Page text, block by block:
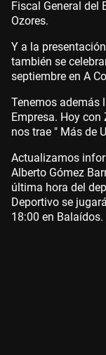
Fiscal General del
Ozores.
Y a la
también se
septiembre en A
Tenemos además
Empresa. Hoy con
nos trae " Más de
Actualizamos
Alberto Gómez
última hora del
Deportivo se
18:00 en Balaídos.